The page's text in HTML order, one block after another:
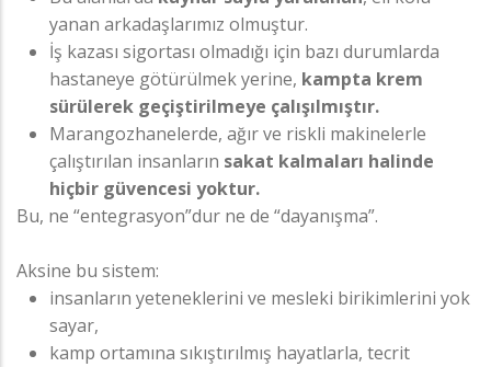
yanan arkadaşlarımız olmuştur.
İş kazası sigortası olmadığı için bazı durumlarda
hastaneye götürülmek yerine, kampta krem
sürülerek geçiştirilmeye çalışılmıştır.
Marangozhanelerde, ağır ve riskli makinelerle
çalıştırılan insanların sakat kalmaları halinde
hiçbir güvencesi yoktur.
Bu, ne “entegrasyon”dur ne de “dayanışma”.
Aksine bu sistem:
insanların yeteneklerini ve mesleki birikimlerini yok
sayar,
kamp ortamına sıkıştırılmış hayatlarla, tecrit